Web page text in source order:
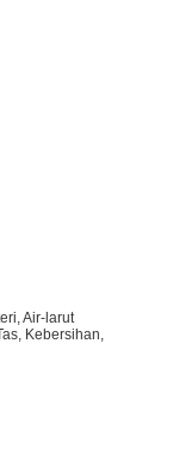
Air-larut
Kebersihan,